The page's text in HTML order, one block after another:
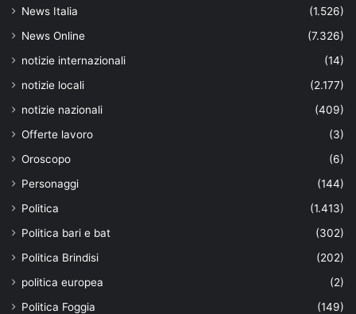
News Italia
(1.526)
News Online
(7.326)
notizie internazionali
(14)
notizie locali
(2.177)
notizie nazionali
(409)
Offerte lavoro
(3)
Oroscopo
(6)
Personaggi
(144)
Politica
(1.413)
Politica bari e bat
(302)
Politica Brindisi
(202)
politica europea
(2)
Politica Foggia
(149)